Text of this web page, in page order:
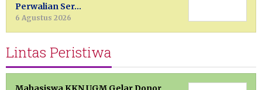
Perwalian Ser…
6 Agustus 2026
Lintas Peristiwa